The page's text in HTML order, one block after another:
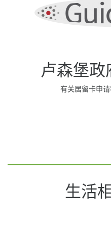
卢森堡
有关居留卡申
生活